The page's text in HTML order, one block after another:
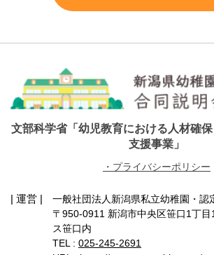
文部科学省「幼児教育における人材確
支援事業」
・プライバシーポリシー
| 運営 |
一般社団法人新潟県私立幼稚園・認
〒950-0911 新潟市中央区笹口1丁
ス笹口内
TEL : 025-245-2691